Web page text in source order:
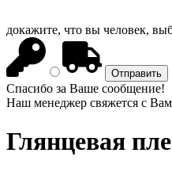
докажите, что вы человек,
Спасибо за Ваше сообщение!
Наш менеджер свяжется с
Глянцевая